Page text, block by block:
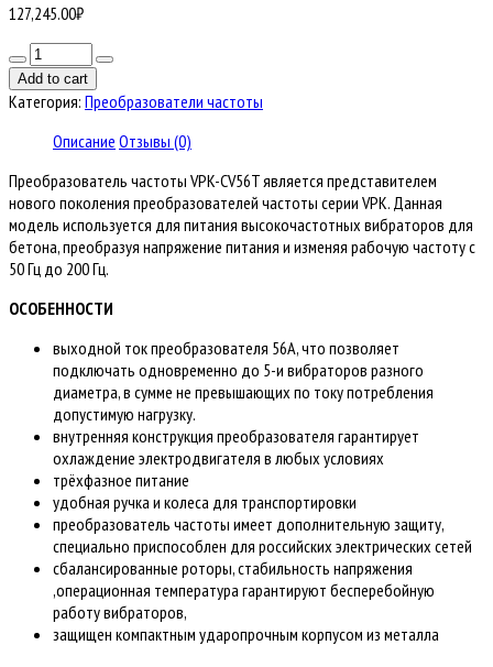
127,245.00₽
Количество
товара
Преобразователь
частоты
Add to cart
Категория: Преобразователи частоты
Описание Отзывы (0)
Преобразователь частоты VPK-CV56T является представителем
нового поколения преобразователей частоты серии VPK. Данная
модель используется для питания высокочастотных вибраторов для
бетона, преобразуя напряжение питания и изменяя рабочую частоту с
50 Гц до 200 Гц.
ОСОБЕННОСТИ
выходной ток преобразователя 56А, что позволяет
подключать одновременно до 5-и вибраторов разного
диаметра, в сумме не превышающих по току потребления
допустимую нагрузку.
внутренняя конструкция преобразователя гарантирует
охлаждение электродвигателя в любых условиях
трёхфазное питание
удобная ручка и колеса для транспортировки
преобразователь частоты имеет дополнительную защиту,
специально приспособлен для российских электрических сетей
сбалансированные роторы, стабильность напряжения
,операционная температура гарантируют бесперебойную
работу вибраторов,
защищен компактным ударопрочным корпусом из металла